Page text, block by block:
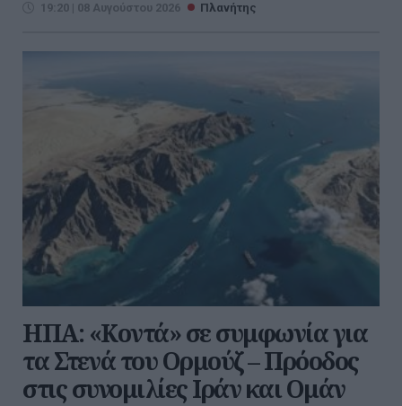
19:20 | 08 Αυγούστου 2026 Πλανήτης
ΗΠΑ: «Κοντά» σε συμφωνία για
τα Στενά του Ορμούζ – Πρόοδος
στις συνομιλίες Ιράν και Ομάν